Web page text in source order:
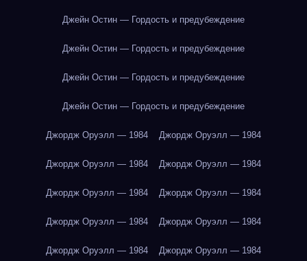
Джейн Остин — Гордость и предубеждение
Джейн Остин — Гордость и предубеждение
Джейн Остин — Гордость и предубеждение
Джейн Остин — Гордость и предубеждение
Джордж Оруэлл — 1984 Джордж Оруэлл — 1984
Джордж Оруэлл — 1984 Джордж Оруэлл — 1984
Джордж Оруэлл — 1984 Джордж Оруэлл — 1984
Джордж Оруэлл — 1984 Джордж Оруэлл — 1984
Джордж Оруэлл — 1984 Джордж Оруэлл — 1984